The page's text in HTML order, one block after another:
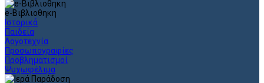
e-Βιβλιοθηκη
Ιστορικά
Παιδεία
Λογοτεχνία
Προσωπογραφίες
Προβληματισμοί
Ψυχωφέλιμα